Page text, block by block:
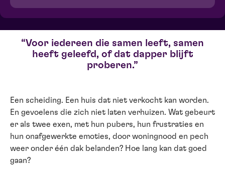
Voor iedereen die samen leeft, samen
heeft geleefd, of dat dapper blijft
proberen.
Een scheiding. Een huis dat niet verkocht kan worden.
En gevoelens die zich niet laten verhuizen. Wat gebeurt
er als twee exen, met hun pubers, hun frustraties en
hun onafgewerkte emoties, door woningnood en pech
weer onder één dak belanden? Hoe lang kan dat goed
gaan?